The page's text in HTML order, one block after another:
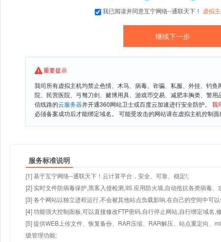
我已阅读并同意互宁网络--通联天下！ 虚拟
重要提示
我司所有虚拟主机均禁止色情、木马、病毒、诈骗、私服、外挂、钓
院、民营医院、弓驽刀剑、赌博用具、游戏币交易、减肥丰胸类、警
信线路的云服务器并开通360网站卫士或百度云加速进行安全防护。 我
必须备案成功后才能绑定域名。 可能受攻击的网站请在虚拟主机控制
服务标准说明
[1] 基于互宁网络--通联天下！云计算平台，安全、可靠、稳定!;
[2] 实时文件防病毒保护,黑客入侵检测,IIS 应用防火墙,自动抵抗各类病毒、
[3] 各个网站以独立进程运行,不会被其他站点负载影响,在自己的空间中可
[4] 功能强大控制面板,可以直接修改FTP密码,自行停止网站,自行绑定域名,
[5] 提供WEB上传文件、恢复备份、RAR压缩、RAR解压、站点重定向、
级管理功能;